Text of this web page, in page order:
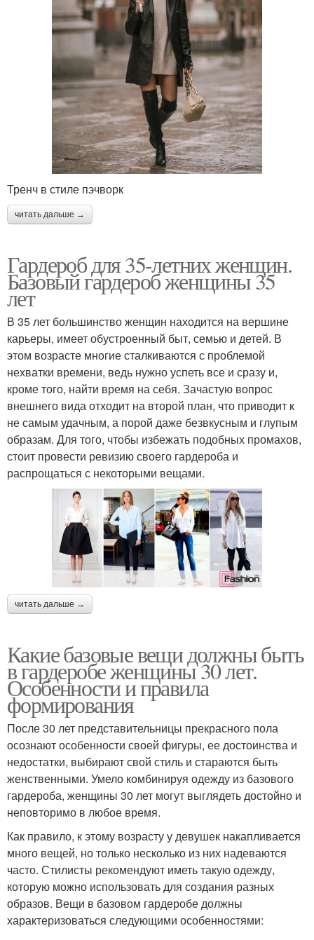
Тренч в стиле пэчворк
читать дальше →
Гардероб для 35-летних женщин.
Базовый гардероб женщины 35
лет
В 35 лет большинство женщин находится на вершине
карьеры, имеет обустроенный быт, семью и детей. В
этом возрасте многие сталкиваются с проблемой
нехватки времени, ведь нужно успеть все и сразу и,
кроме того, найти время на себя. Зачастую вопрос
внешнего вида отходит на второй план, что приводит к
не самым удачным, а порой даже безвкусным и глупым
образам. Для того, чтобы избежать подобных промахов,
стоит провести ревизию своего гардероба и
распрощаться с некоторыми вещами.
читать дальше →
Какие базовые вещи должны быть
в гардеробе женщины 30 лет.
Особенности и правила
формирования
После 30 лет представительницы прекрасного пола
осознают особенности своей фигуры, ее достоинства и
недостатки, выбирают свой стиль и стараются быть
женственными. Умело комбинируя одежду из базового
гардероба, женщины 30 лет могут выглядеть достойно и
неповторимо в любое время.
Как правило, к этому возрасту у девушек накапливается
много вещей, но только несколько из них надеваются
часто. Стилисты рекомендуют иметь такую одежду,
которую можно использовать для создания разных
образов. Вещи в базовом гардеробе должны
характеризоваться следующими особенностями: